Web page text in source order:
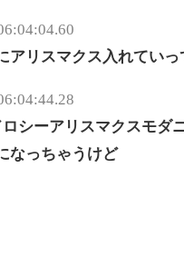
アリスマクス入れてい
シーアリスマクスモダ
なっちゃうけど